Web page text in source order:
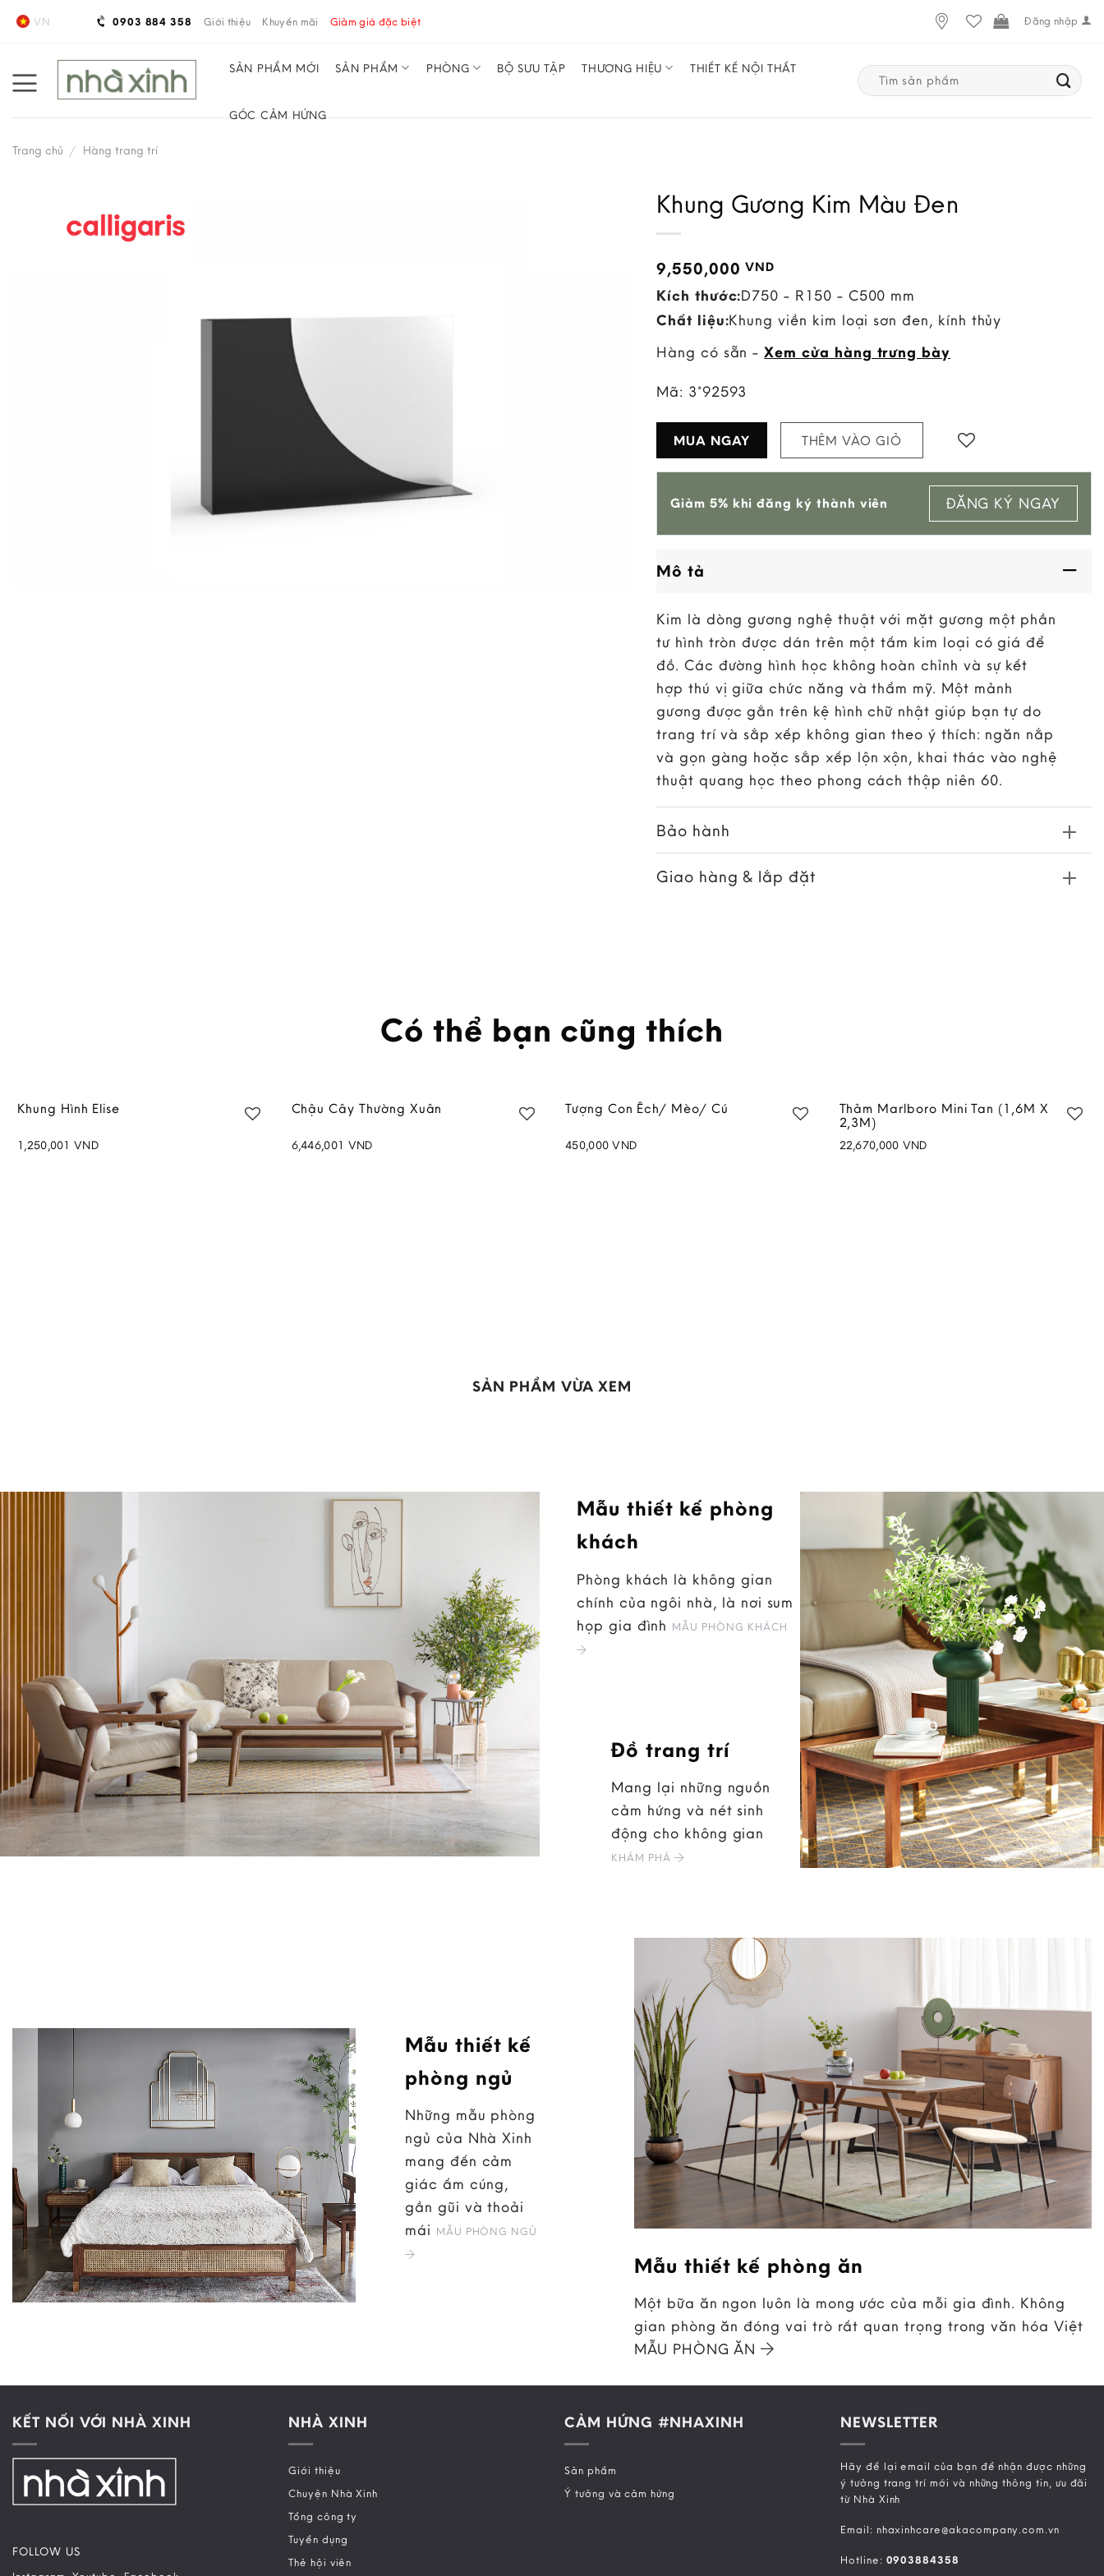
Skip
VN 0903 884 358 Giới thiệu Khuyến mãi Giảm giá đặc biệt Đăng nhập
SẢN PHẨM MỚI SẢN PHẨM PHÒNG BỘ SƯU TẬP THƯƠNG HIỆU THIẾT KẾ NỘI THẤT
GÓC CẢM HỨNG
Search
for:
Trang chủ / Hàng trang trí
Khung Gương Kim Màu Đen
9,550,000VND
Kích thước:D750 - R150 - C500 mm
Chất liệu:Khung viền kim loại sơn đen, kính thủy
Hàng có sẵn -Xem cửa hàng trưng bày
Mã: 3*92593
MUA NGAY THÊM VÀO GIỎ
Add to
Giảm 5% khi đăng ký thành viên ĐĂNG KÝ NGAY
Mô tả
Kim là dòng gương nghệ thuật với mặt gương một phần
tư hình tròn được dán trên một tấm kim loại có giá để
đồ. Các đường hình học không hoàn chỉnh và sự kết
hợp thú vị giữa chức năng và thẩm mỹ. Một mảnh
gương được gắn trên kệ hình chữ nhật giúp bạn tự do
trang trí và sắp xếp không gian theo ý thích: ngăn nắp
và gọn gàng hoặc sắp xếp lộn xộn, khai thác vào nghệ
thuật quang học theo phong cách thập niên 60.
Bảo hành
Giao hàng & lắp đặt
Có thể bạn cũng thích
Khung Hình Elise
1,250,001 VND
Chậu Cây Thường Xuân
6,446,001 VND
Tượng Con Ếch/ Mèo/ Cú
450,000VND
Thảm Marlboro Mini Tan (1,6M X
2,3M)
22,670,000 VND
SẢN PHẨM VỪA XEM
Mẫu thiết kế phòng
khách
Phòng khách là không gian
chính của ngôi nhà, là nơi sum
họp gia đình MẪU PHÒNG KHÁCH
Đồ trang trí
Mang lại những nguồn
cảm hứng và nét sinh
động cho không gian
KHÁM PHÁ
Mẫu thiết kế
phòng ngủ
Những mẫu phòng
ngủ của Nhà Xinh
mang đến cảm
giác ấm cúng,
gần gũi và thoải
mái MẪU PHÒNG NGỦ
Mẫu thiết kế phòng ăn
Một bữa ăn ngon luôn là mong ước của mỗi gia đình. Không
gian phòng ăn đóng vai trò rất quan trọng trong văn hóa Việt
MẪU PHÒNG ĂN
KẾT NỐI VỚI NHÀ XINH
FOLLOW US
NHÀ XINH
Giới thiệu
Chuyện Nhà Xinh
Tổng công ty
Tuyển dụng
Thẻ hội viên
CẢM HỨNG #NHAXINH
Sản phẩm
Ý tưởng và cảm hứng
NEWSLETTER
Hãy để lại email của bạn để nhận được những
ý tưởng trang trí mới và những thông tin, ưu đãi
từ Nhà Xinh
Email: nhaxinhcare@akacompany.com.vn
Hotline: 0903884358